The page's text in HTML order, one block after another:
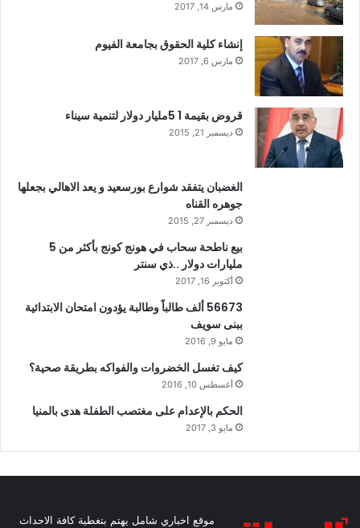
مارس 14, 2017
إنشاء كلية الحقوق بجامعة الفيوم
مارس 6, 2017
قروض بقيمة 1 5مليار دولار لتنمية سيناء
ديسمبر 21, 2015
الغضبان يتفقد شوارع بورسعيد و يعد الاهالي بجعلها
جوهره القناه
ديسمبر 27, 2015
بيع ناطحة سحاب في هونج كونج بأكثر من 5
مليارات دولار ..ذي سنتر
أكتوبر 16, 2017
56673 ألف طالباً وطالبة يؤدون امتحان الابتدائية
ببنى سويف
مايو 9, 2016
كيف تغسل الخضروات والفواكه بطريقة صحية؟
أغسطس 10, 2016
الحكم بالإعدام على مغتصب الطفلة هدى بالمنيا
مايو 3, 2017
موقع اخباري شامل يهتم بتغطية كافة الاحداث